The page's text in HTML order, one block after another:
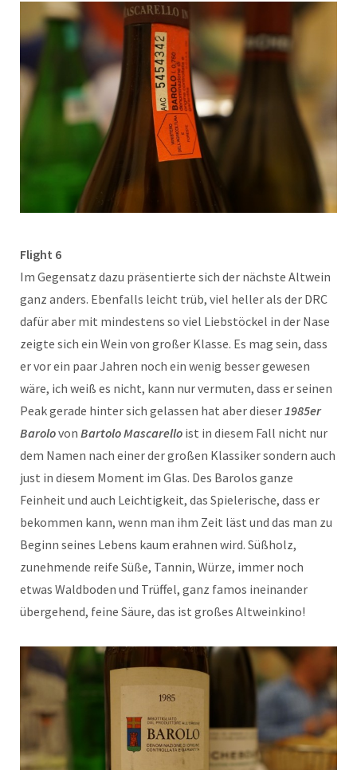
Flight 6
Im Gegensatz dazu präsentierte sich der nächste Altwein
ganz anders. Ebenfalls leicht trüb, viel heller als der DRC
dafür aber mit mindestens so viel Liebstöckel in der Nase
zeigte sich ein Wein von großer Klasse. Es mag sein, dass
er vor ein paar Jahren noch ein wenig besser gewesen
wäre, ich weiß es nicht, kann nur vermuten, dass er seinen
Peak gerade hinter sich gelassen hat aber dieser1985er
Barolovon Bartolo Mascarello ist in diesem Fall nicht nur
dem Namen nach einer der großen Klassiker sondern auch
just in diesem Moment im Glas. Des Barolos ganze
Feinheit und auch Leichtigkeit, das Spielerische, dass er
bekommen kann, wenn man ihm Zeit läst und das man zu
Beginn seines Lebens kaum erahnen wird. Süßholz,
zunehmende reife Süße, Tannin, Würze, immer noch
etwas Waldboden und Trüffel, ganz famos ineinander
übergehend, feine Säure, das ist großes Altweinkino!